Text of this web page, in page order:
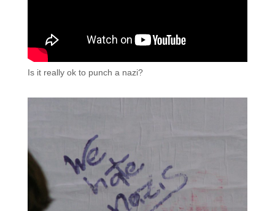
Is it really ok to punch a nazi?